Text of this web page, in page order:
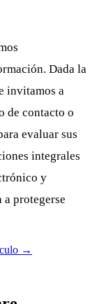
Dada la
invitamos a
de contacto o
evaluar sus
integrales
y
a protegerse
→